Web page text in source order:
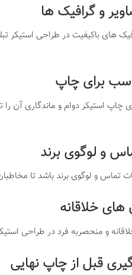
و گرافیک ها
های باکیفیت در طراحی استیکر
برای چاپ
چاپ استیکر دوام و ماندگاری آن
و لوگوی برند
تماس و لوگوی برند باشد تا
های خلاقانه
و منحصربه فرد در طراحی
قبل از چاپ نهایی